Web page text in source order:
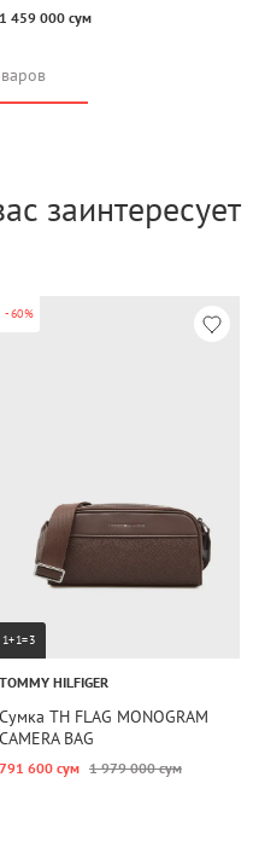
1 459 000 сум
заинтересует
-60%
1+1=3
TOMMY HILFIGER
Сумка TH FLAG MONOGRAM
CAMERA BAG
791 600 сум 1 979 000 сум